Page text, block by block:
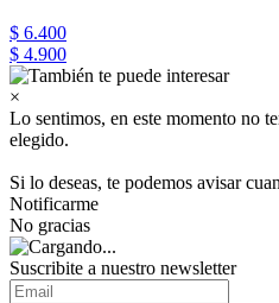
$ 6.400
$ 4.900
×
Lo sentimos, en este momento no
elegido.
Si lo deseas, te podemos avisar
Notificarme
No gracias
Suscribite a nuestro newsletter